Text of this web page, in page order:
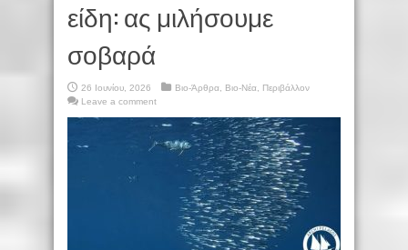
είδη: ας μιλήσουμε
σοβαρά
26 Ιουνίου, 2026 Βιο-Άρθρα Βιο-Νέα
Περιβάλλον
Leave a comment